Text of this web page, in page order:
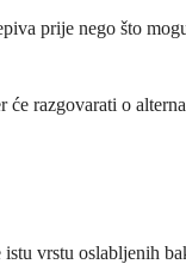
prije nego što
razgovarati o
vrstu oslabljenih